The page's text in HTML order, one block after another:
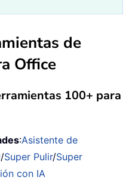
de
Office
100+ para
:Asistente de
/Super Pulir/Super
con IA